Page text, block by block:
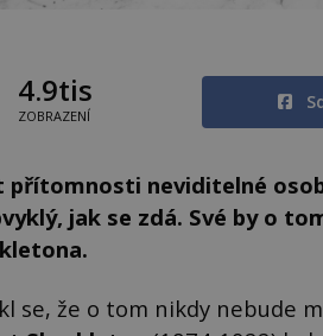
4.9tis
ZOBRAZENÍ
přítomnosti neviditelné
jak se zdá. Své by o
se, že o tom nikdy nebude